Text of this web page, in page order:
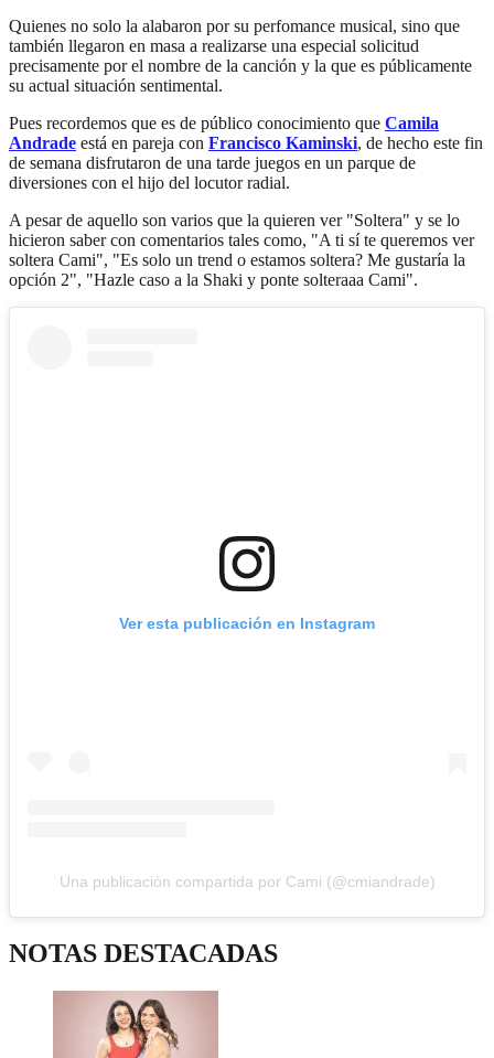
Quienes no solo la alabaron por su perfomance musical, sino que
también llegaron en masa a realizarse una especial solicitud
precisamente por el nombre de la canción y la que es públicamente
su actual situación sentimental.
Pues recordemos que es de público conocimiento que Camila
Andrade está en pareja con Francisco Kaminski, de hecho este fin
de semana disfrutaron de una tarde juegos en un parque de
diversiones con el hijo del locutor radial.
A pesar de aquello son varios que la quieren ver "Soltera" y se lo
hicieron saber con comentarios tales como, "A ti sí te queremos ver
soltera Cami", "Es solo un trend o estamos soltera? Me gustaría la
opción 2", "Hazle caso a la Shaki y ponte solteraaa Cami".
Ver esta publicación en Instagram
Una publicación compartida por Cami (@cmiandrade)
NOTAS DESTACADAS